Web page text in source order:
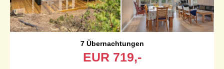
7 Übernachtungen
EUR 719,-